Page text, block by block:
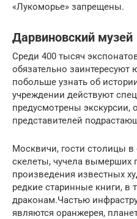
«Лукоморье» запрещены.
Дарвиновский музей
Среди 400 тысяч
обязательно заинтересуют
побольше узнать об
учреждении действуют
предусмотрены экскурсии,
представителей
Москвичи, гости столицы в
скелеты, чучела вымерших
произведения известных
редкие старинные книги,
драконам.Частью
являются оранжерея,